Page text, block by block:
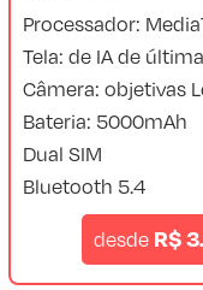
Processador:
Tela: de IA de
Câmera: objetivas
Bateria: 5000mAh
Dual SIM
Bluetooth 5.4
desde R$